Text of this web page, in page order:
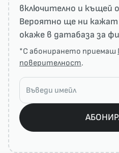
включително и къщей
Вероятно ще ни
окаже в датабаза за
*С абонирането приемаш
поверителност.